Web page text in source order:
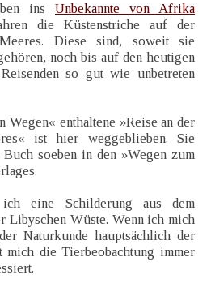
ins Unbekannte von Afrika
die Küstenstriche auf der
Diese sind, soweit sie
noch bis auf den heutigen
so gut wie unbetreten
Wegen« enthaltene »Reise an der
ist hier weggeblieben. Sie
soeben in den »Wegen zum
eine Schilderung aus dem
Libyschen Wüste. Wenn ich mich
Naturkunde hauptsächlich der
mich die Tierbeobachtung immer